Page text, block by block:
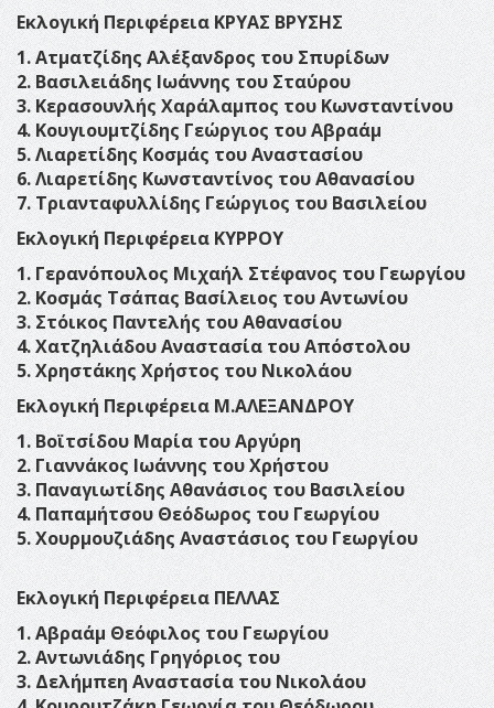
Εκλογική Περιφέρεια ΚΡΥΑΣ ΒΡΥΣΗΣ
1. Ατματζίδης Αλέξανδρος του Σπυρίδων
2. Βασιλειάδης Ιωάννης του Σταύρου
3. Κερασουνλής Χαράλαμπος του Κωνσταντίνου
4. Κουγιουμτζίδης Γεώργιος του Αβραάμ
5. Λιαρετίδης Κοσμάς του Αναστασίου
6. Λιαρετίδης Κωνσταντίνος του Αθανασίου
7. Τριανταφυλλίδης Γεώργιος του Βασιλείου
Εκλογική Περιφέρεια ΚΥΡΡΟΥ
1. Γερανόπουλος Μιχαήλ Στέφανος του Γεωργίου
2. Κοσμάς Τσάπας Βασίλειος του Αντωνίου
3. Στόικος Παντελής του Αθανασίου
4. Χατζηλιάδου Αναστασία του Απόστολου
5. Χρηστάκης Χρήστος του Νικολάου
Εκλογική Περιφέρεια Μ.ΑΛΕΞΑΝΔΡΟΥ
1. Βοϊτσίδου Μαρία του Αργύρη
2. Γιαννάκος Ιωάννης του Χρήστου
3. Παναγιωτίδης Αθανάσιος του Βασιλείου
4. Παπαμήτσου Θεόδωρος του Γεωργίου
5. Χουρμουζιάδης Αναστάσιος του Γεωργίου
Εκλογική Περιφέρεια ΠΕΛΛΑΣ
1. Αβραάμ Θεόφιλος του Γεωργίου
2. Αντωνιάδης Γρηγόριος του
3. Δελήμπεη Αναστασία του Νικολάου